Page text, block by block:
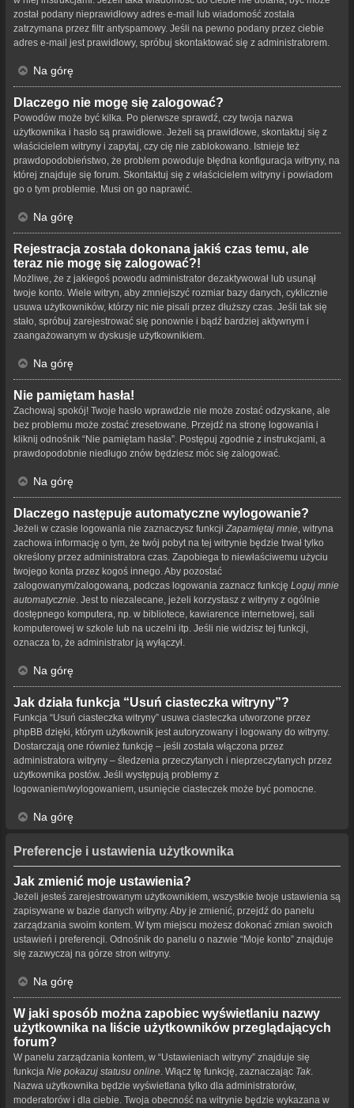
został podany nieprawidłowy adres e-mail lub wiadomość została
zatrzymana przez filtr antyspamowy. Jeśli na pewno podany przez ciebie
adres e-mail jest prawidłowy, spróbuj skontaktować się z administratorem.
Na górę
Dlaczego nie mogę się zalogować?
Powodów może być kilka. Po pierwsze sprawdź, czy twoja nazwa
użytkownika i hasło są prawidłowe. Jeżeli są prawidłowe, skontaktuj się z
właścicielem witryny i zapytaj, czy cię nie zablokowano. Istnieje też
prawdopodobieństwo, że problem powoduje błędna konfiguracja witryny, na
której znajduje się forum. Skontaktuj się z właścicielem witryny i powiadom
go o tym problemie. Musi on go naprawić.
Na górę
Rejestracja została dokonana jakiś czas temu, ale
teraz nie mogę się zalogować?!
Możliwe, że z jakiegoś powodu administrator dezaktywował lub usunął
twoje konto. Wiele witryn, aby zmniejszyć rozmiar bazy danych, cyklicznie
usuwa użytkowników, którzy nic nie pisali przez dłuższy czas. Jeśli tak się
stało, spróbuj zarejestrować się ponownie i bądź bardziej aktywnym i
zaangażowanym w dyskusje użytkownikiem.
Na górę
Nie pamiętam hasła!
Zachowaj spokój! Twoje hasło wprawdzie nie może zostać odzyskane, ale
bez problemu może zostać zresetowane. Przejdź na stronę logowania i
kliknij odnośnik “Nie pamiętam hasła”. Postępuj zgodnie z instrukcjami, a
prawdopodobnie niedługo znów będziesz móc się zalogować.
Na górę
Dlaczego następuje automatyczne wylogowanie?
Jeżeli w czasie logowania nie zaznaczysz funkcji Zapamiętaj mnie, witryna
zachowa informację o tym, że twój pobyt na tej witrynie będzie trwał tylko
określony przez administratora czas. Zapobiega to niewłaściwemu użyciu
twojego konta przez kogoś innego. Aby pozostać
zalogowanym/zalogowaną, podczas logowania zaznacz funkcję Loguj mnie
automatycznie. Jest to niezalecane, jeżeli korzystasz z witryny z ogólnie
dostępnego komputera, np. w bibliotece, kawiarence internetowej, sali
komputerowej w szkole lub na uczelni itp. Jeśli nie widzisz tej funkcji,
oznacza to, że administrator ją wyłączył.
Na górę
Jak działa funkcja “Usuń ciasteczka witryny”?
Funkcja “Usuń ciasteczka witryny” usuwa ciasteczka utworzone przez
phpBB dzięki, którym użytkownik jest autoryzowany i logowany do witryny.
Dostarczają one również funkcję – jeśli została włączona przez
administratora witryny – śledzenia przeczytanych i nieprzeczytanych przez
użytkownika postów. Jeśli występują problemy z
logowaniem/wylogowaniem, usunięcie ciasteczek może być pomocne.
Na górę
Preferencje i ustawienia użytkownika
Jak zmienić moje ustawienia?
Jeżeli jesteś zarejestrowanym użytkownikiem, wszystkie twoje ustawienia są
zapisywane w bazie danych witryny. Aby je zmienić, przejdź do panelu
zarządzania swoim kontem. W tym miejscu możesz dokonać zmian swoich
ustawień i preferencji. Odnośnik do panelu o nazwie “Moje konto” znajduje
się zazwyczaj na górze stron witryny.
Na górę
W jaki sposób można zapobiec wyświetlaniu nazwy
użytkownika na liście użytkowników przeglądających
forum?
W panelu zarządzania kontem, w “Ustawieniach witryny” znajduje się
funkcja Nie pokazuj statusu online. Włącz tę funkcję, zaznaczając Tak.
Nazwa użytkownika będzie wyświetlana tylko dla administratorów,
moderatorów i dla ciebie. Twoja obecność na witrynie będzie wykazana w